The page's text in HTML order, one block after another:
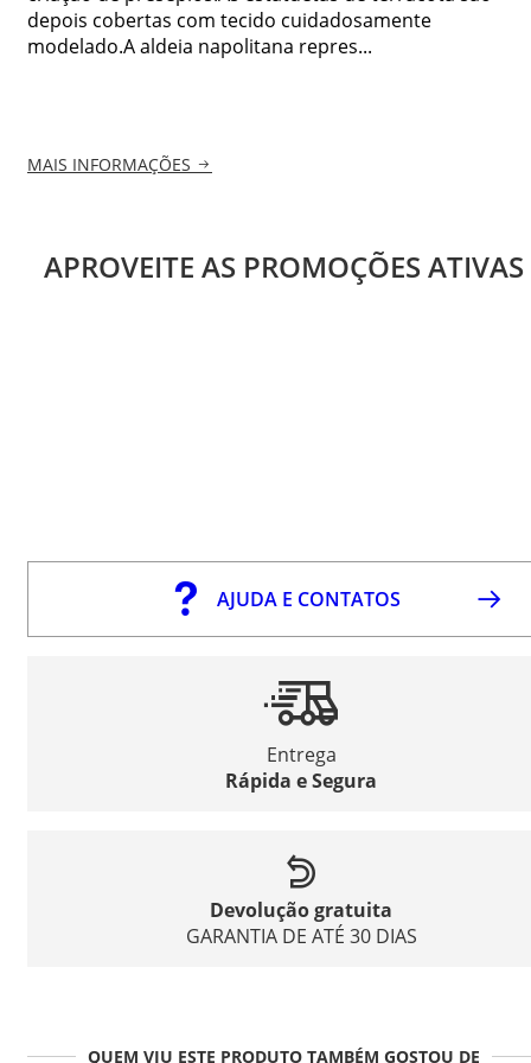
depois cobertas com tecido cuidadosamente
modelado.A aldeia napolitana repres...
MAIS INFORMAÇÕES
APROVEITE AS PROMOÇÕES ATIVAS
AJUDA E CONTATOS
Entrega
Rápida e Segura
Devolução gratuita
GARANTIA DE ATÉ 30 DIAS
QUEM VIU ESTE PRODUTO TAMBÉM GOSTOU DE